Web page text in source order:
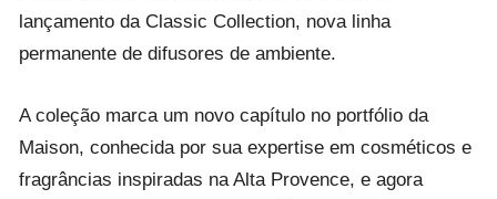
lançamento da Classic Collection, nova linha
permanente de difusores de ambiente.
A coleção marca um novo capítulo no portfólio da
Maison, conhecida por sua expertise em cosméticos e
fragrâncias inspiradas na Alta Provence, e agora